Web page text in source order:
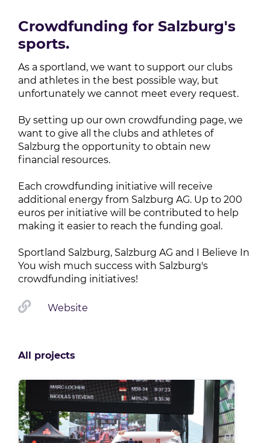
Crowdfunding for Salzburg's
sports.
As a sportland, we want to support our clubs
and athletes in the best possible way, but
unfortunately we cannot meet every request.
By setting up our own crowdfunding page, we
want to give all the clubs and athletes of
Salzburg the opportunity to obtain new
financial resources.
Each crowdfunding initiative will receive
additional energy from Salzburg AG. Up to 200
euros per initiative will be contributed to help
making it easier to reach the funding goal.
Sportland Salzburg, Salzburg AG and I Believe In
You wish much success with Salzburg's
crowdfunding initiatives!
Website
All projects